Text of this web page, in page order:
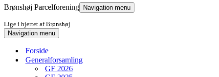
Brønshøj Parcelforening
Lige i hjertet af Brønshøj
Navigation menu
Navigation menu
Forside
Generalforsamling
GF 2026